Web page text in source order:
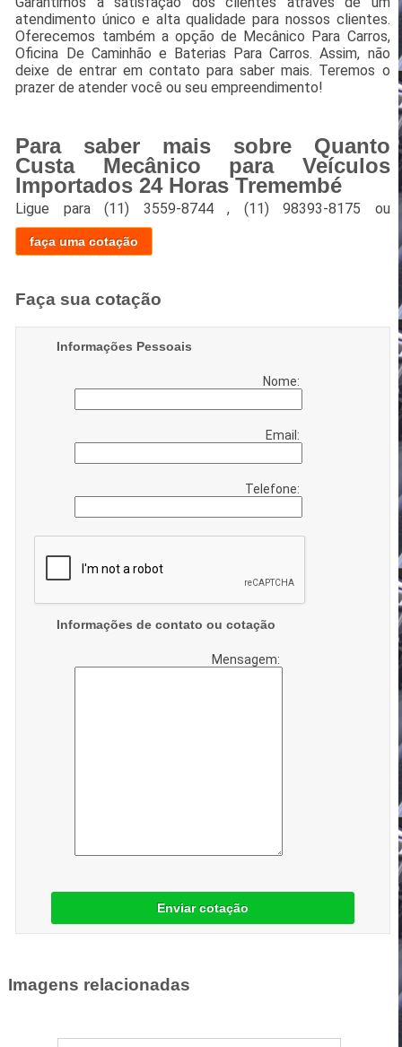
atendimento único e alta qualidade para nossos clientes.
Oferecemos também a opção de Mecânico Para Carros,
Oficina De Caminhão e Baterias Para Carros. Assim, não
deixe de entrar em contato para saber mais. Teremos o
prazer de atender você ou seu empreendimento!
Para saber mais sobre Quanto
Custa Mecânico para Veículos
Importados 24 Horas Tremembé
Ligue para(11) 3559-8744 , (11) 98393-8175 ou
faça uma cotação
Faça sua cotação
Informações Pessoais
Nome:
Email:
Telefone:
Informações de contato ou cotação
Mensagem:
Enviar cotação
Imagens relacionadas